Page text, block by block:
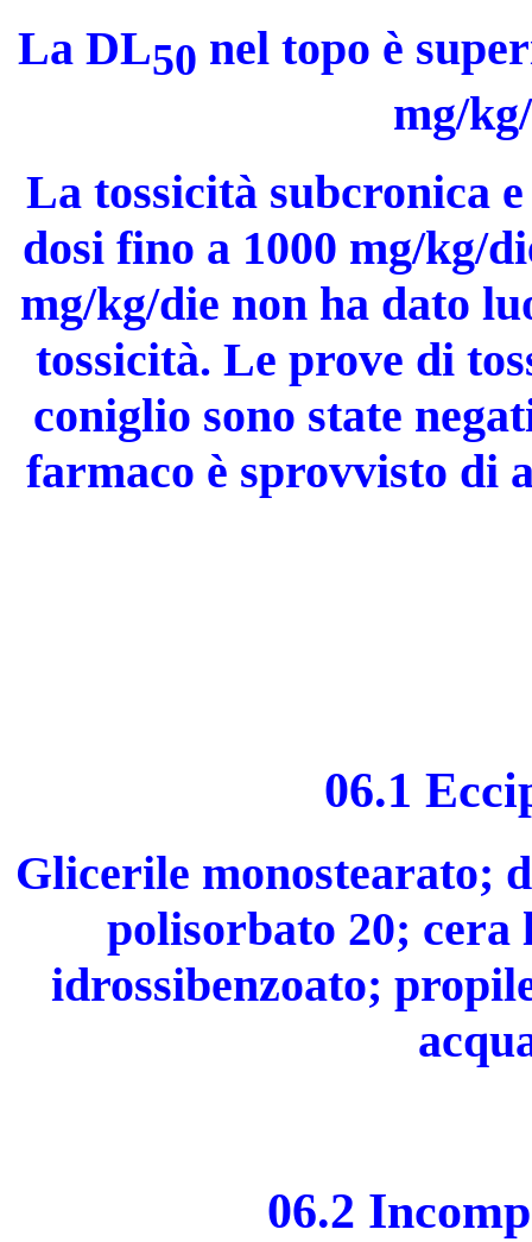
La DL50 nel topo è
mg/
La tossicità subcronica
dosi fino a 1000 mg/kg/
mg/kg/die non ha dato
tossicità. Le prove di
coniglio sono state
farmaco è sprovvisto di
06.1
Glicerile monostearato;
polisorbato 20;
idrossibenzoato;
06.2